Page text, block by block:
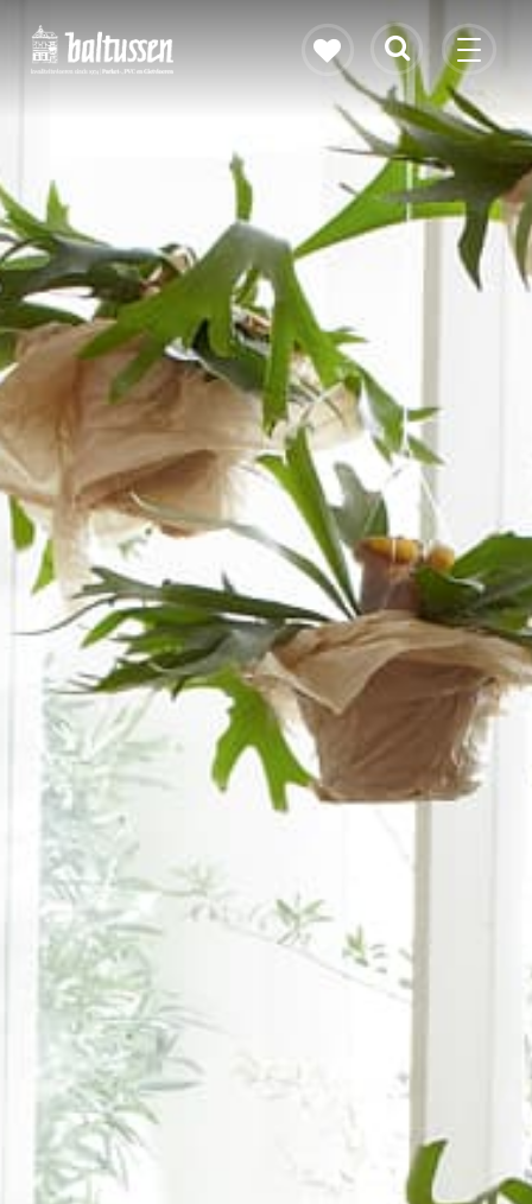
Eikenhouten vloer
Vloerverwarming
PVC vloeren
Gietvloeren
Bekijk alle vloeren
Contact & openingstijden